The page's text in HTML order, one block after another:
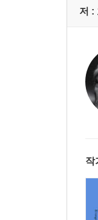
루이
아리오
앵글
누가
아드로
키로
부에
순환하
저 :
작